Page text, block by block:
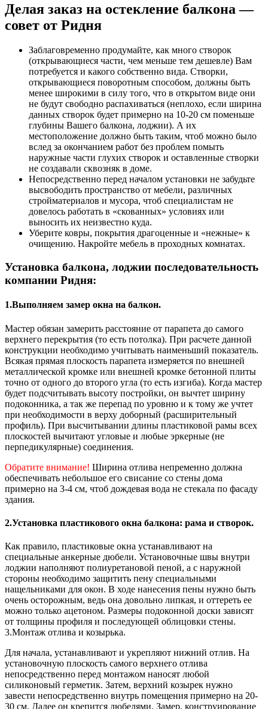
Делая заказ на остекление балкона —
совет от Ридня
Заблаговременно продумайте, как много створок
(открывающиеся части, чем меньше тем дешевле) Вам
потребуется и какого собственно вида. Створки,
открывающиеся поворотным способом, должны быть
менее широкими в силу того, что в открытом виде они
не будут свободно распахиваться (неплохо, если ширина
данных створок будет примерно на 10-20 см поменьше
глубины Вашего балкона, лоджии). А их
местоположение должно быть таким, чтоб можно было
вслед за окончанием работ без проблем помыть
наружные части глухих створок и оставленные створки
не создавали сквозняк в доме.
Непосредственно перед началом установки не забудьте
высвободить пространство от мебели, различных
стройматериалов и мусора, чтоб специалистам не
довелось работать в «скованных» условиях или
выносить их неизвестно куда.
Уберите ковры, покрытия драгоценные и «нежные» к
очищению. Накройте мебель в проходных комнатах.
Установка балкона, лоджии последовательность
компании Ридня:
1.Выполняем замер окна на балкон.
Мастер обязан замерить расстояние от парапета до самого
верхнего перекрытия (то есть потолка). При расчете данной
конструкции необходимо учитывать наименьший показатель.
Всякая прямая плоскость парапета измеряется по внешней
металлической кромке или внешней кромке бетонной плиты
точно от одного до второго угла (то есть изгиба). Когда мастер
будет подсчитывать высоту постройки, он вычтет ширину
подоконника, а так же перепад по уровню и к тому же учтет
при необходимости в верху доборный (расширительный
профиль). При высчитывании длины пластиковой рамы всех
плоскостей вычитают угловые и любые эркерные (не
перпедикулярные) соединения.
Обратите внимание! Ширина отлива непременно должна
обеспечивать небольшое его свисание со стены дома
примерно на 3-4 см, чтоб дождевая вода не стекала по фасаду
здания.
2.Установка пластикового окна балкона: рама и створок.
Как правило, пластиковые окна устанавливают на
специальные анкерные дюбели. Установочные швы внутри
лоджии наполняют полиуретановой пеной, а с наружной
стороны необходимо защитить пену специальными
нащельниками для окон. В ходе нанесения пены нужно быть
очень осторожным, ведь она довольно липкая, и оттереть ее
можно только ацетоном. Размеры подоконной доски зависят
от толщины профиля и последующей облицовки стены.
3.Монтаж отлива и козырька.
Для начала, устанавливают и укрепляют нижний отлив. На
установочную плоскость самого верхнего отлива
непосредственно перед монтажом наносят любой
силиконовый герметик. Затем, верхний козырек нужно
завести непосредственно внутрь помещения примерно на 20-
30 см. Далее он крепится дюбелями. Замер, конструирование